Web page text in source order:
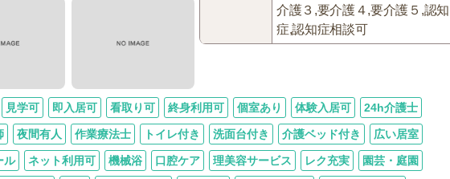
介護３,要介護４,要介護５,認知
症,認知症相談可
見学可 即入居可 看取り可 終身利用可 個室あり 体験入居可 24h介護士
夜間有人 作業療法士 トイレ付き 洗面台付き 介護ベッド付き 広い居室
ル ネット利用可 機械浴 口腔ケア 理美容サービス レク充実 園芸・庭園